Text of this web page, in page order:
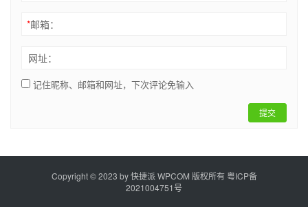
*邮箱：
网址：
记住昵称、邮箱和网址，下次评论免输入
提交
Copyright © 2023 by快捷派WPCOM 版权所有粤ICP备
2021004751号